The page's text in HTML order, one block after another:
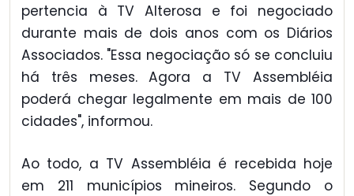
pertencia à TV Alterosa e foi negociado
durante mais de dois anos com os Diários
Associados. "Essa negociação só se concluiu
há três meses. Agora a TV Assembléia
poderá chegar legalmente em mais de 100
cidades", informou.
Ao todo, a TV Assembléia é recebida hoje
em 211 municípios mineiros. Segundo o